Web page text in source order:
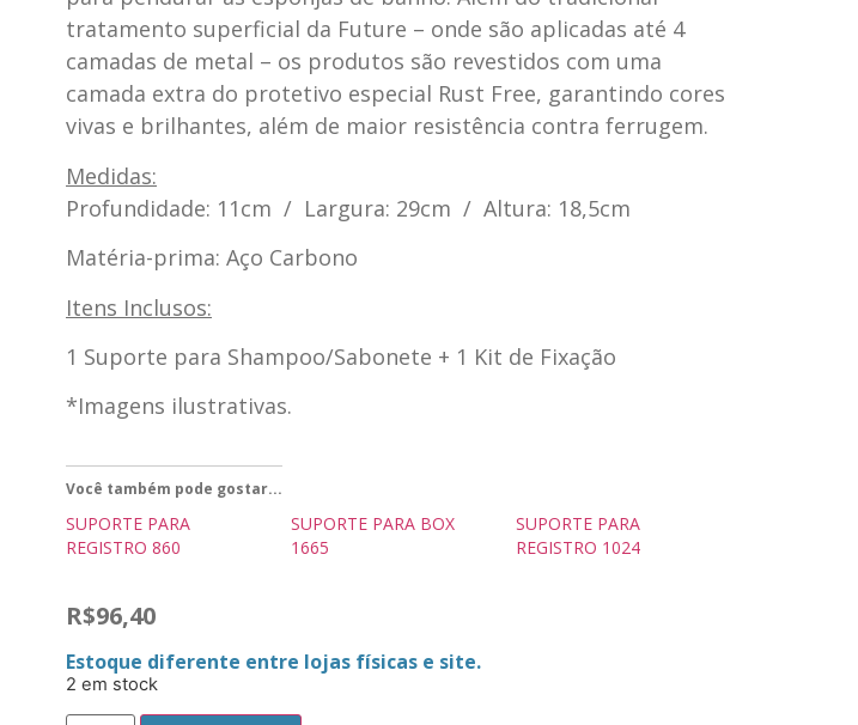
tratamento superficial da Future – onde são aplicadas até 4
camadas de metal – os produtos são revestidos com uma
camada extra do protetivo especial Rust Free, garantindo cores
vivas e brilhantes, além de maior resistência contra ferrugem.
Medidas:
Profundidade: 11cm / Largura: 29cm / Altura: 18,5cm
Matéria-prima: Aço Carbono
Itens Inclusos:
1 Suporte para Shampoo/Sabonete + 1 Kit de Fixação
*Imagens ilustrativas.
Você também pode gostar...
SUPORTE PARA
REGISTRO 860
SUPORTE PARA BOX
1665
SUPORTE PARA
REGISTRO 1024
R$96,40
Estoque diferente entre lojas físicas e site.
2 em stock